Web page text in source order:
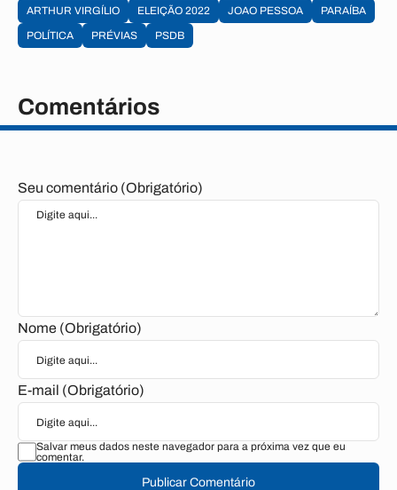
ARTHUR VIRGÍLIO ELEIÇÃO 2022 JOAO PESSOA
PARAÍBA
POLÍTICA
PRÉVIAS PSDB
Comentários
Seu comentário (Obrigatório)
Nome (Obrigatório)
E-mail (Obrigatório)
Salvar meus dados neste navegador para a próxima vez que eu
comentar.
Publicar Comentário